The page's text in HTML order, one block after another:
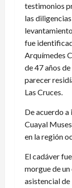
testimonios
las
fue
Arquímedes
de 47 años
parecer
Las Cruces.
De acuerdo
Cuayal
en la región
El cadáver
morgue de
asistencial de